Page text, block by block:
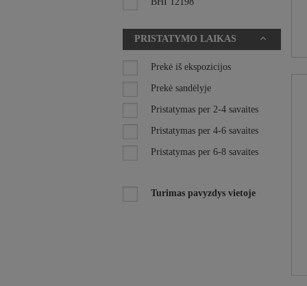
Stiklas
Virvė
Žalvaris
BHI 1603
BHI 1606
BHI 2012
BHO 0723
DAN FORM
DE EEKHOORN
FAMEG
PRISTATYMO LAIKAS
Prekė iš ekspozicijos
Prekė sandėlyje
Pristatymas per 2-4 savaites
Pristatymas per 4-6 savaites
Pristatymas per 6-8 savaites
Turimas pavyzdys vietoje